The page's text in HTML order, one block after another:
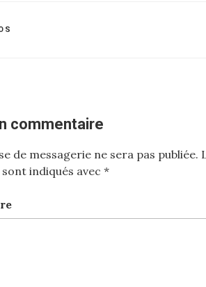
commentaire
de messagerie ne sera pas publiée.
indiqués avec *